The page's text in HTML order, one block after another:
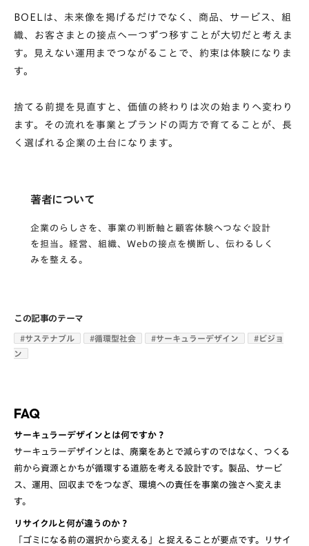
BOELは、未来像を掲げるだけでなく、商品、サービス、組
織、お客さまとの接点へ一つずつ移すことが大切だと考えま
す。見えない運用までつながることで、約束は体験になりま
す。
捨てる前提を見直すと、価値の終わりは次の始まりへ変わり
ます。その流れを事業とブランドの両方で育てることが、長
く選ばれる企業の土台になります。
著者について
企業のらしさを、事業の判断軸と顧客体験へつなぐ設計
を担当。経営、組織、Webの接点を横断し、伝わるしく
みを整える。
この記事のテーマ
#サステナブル #循環型社会 #サーキュラーデザイン # ビジョ
ン
FAQ
サーキュラーデザインとは何ですか？
サーキュラーデザインとは、廃棄をあとで減らすのではなく、つくる
前から資源とかちが循環する道筋を考える設計です。製品、サービ
ス、運用、回収までをつなぎ、環境への責任を事業の強さへ変えま
す。
リサイクルと何が違うのか？
「ゴミになる前の選択から変える」と捉えることが要点です。リサイ